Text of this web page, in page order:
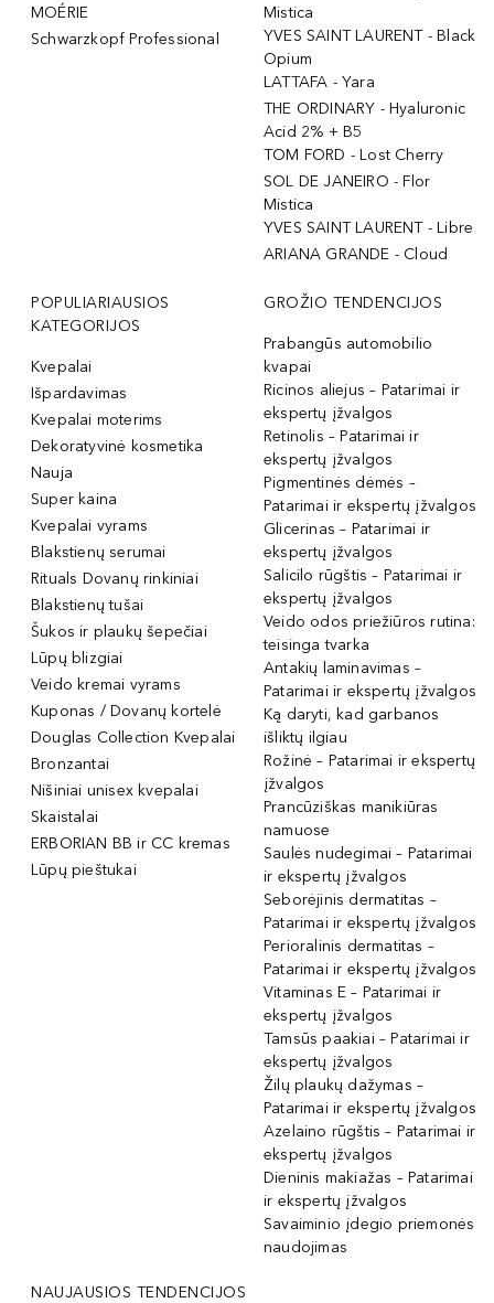
MOÉRIE
Schwarzkopf Professional
Mistica
YVES SAINT LAURENT - Black
Opium
LATTAFA - Yara
THE ORDINARY - Hyaluronic
Acid 2% + B5
TOM FORD - Lost Cherry
SOL DE JANEIRO - Flor
Mistica
YVES SAINT LAURENT - Libre
ARIANA GRANDE - Cloud
POPULIARIAUSIOS
KATEGORIJOS
Kvepalai
Išpardavimas
Kvepalai moterims
Dekoratyvinė kosmetika
Nauja
Super kaina
Kvepalai vyrams
Blakstienų serumai
Rituals Dovanų rinkiniai
Blakstienų tušai
Šukos ir plaukų šepečiai
Lūpų blizgiai
Veido kremai vyrams
Kuponas / Dovanų kortelė
Douglas Collection Kvepalai
Bronzantai
Nišiniai unisex kvepalai
Skaistalai
ERBORIAN BB ir CC kremas
Lūpų pieštukai
GROŽIO TENDENCIJOS
Prabangūs automobilio
kvapai
Ricinos aliejus – Patarimai ir
ekspertų įžvalgos
Retinolis – Patarimai ir
ekspertų įžvalgos
Pigmentinės dėmės –
Patarimai ir ekspertų įžvalgos
Glicerinas – Patarimai ir
ekspertų įžvalgos
Salicilo rūgštis – Patarimai ir
ekspertų įžvalgos
Veido odos priežiūros rutina:
teisinga tvarka
Antakių laminavimas –
Patarimai ir ekspertų įžvalgos
Ką daryti, kad garbanos
išliktų ilgiau
Rožinė – Patarimai ir ekspertų
įžvalgos
Prancūziškas manikiūras
namuose
Saulės nudegimai – Patarimai
ir ekspertų įžvalgos
Seborėjinis dermatitas –
Patarimai ir ekspertų įžvalgos
Perioralinis dermatitas –
Patarimai ir ekspertų įžvalgos
Vitaminas E – Patarimai ir
ekspertų įžvalgos
Tamsūs paakiai – Patarimai ir
ekspertų įžvalgos
Žilų plaukų dažymas –
Patarimai ir ekspertų įžvalgos
Azelaino rūgštis – Patarimai ir
ekspertų įžvalgos
Dieninis makiažas – Patarimai
ir ekspertų įžvalgos
Savaiminio įdegio priemonės
naudojimas
NAUJAUSIOS TENDENCIJOS